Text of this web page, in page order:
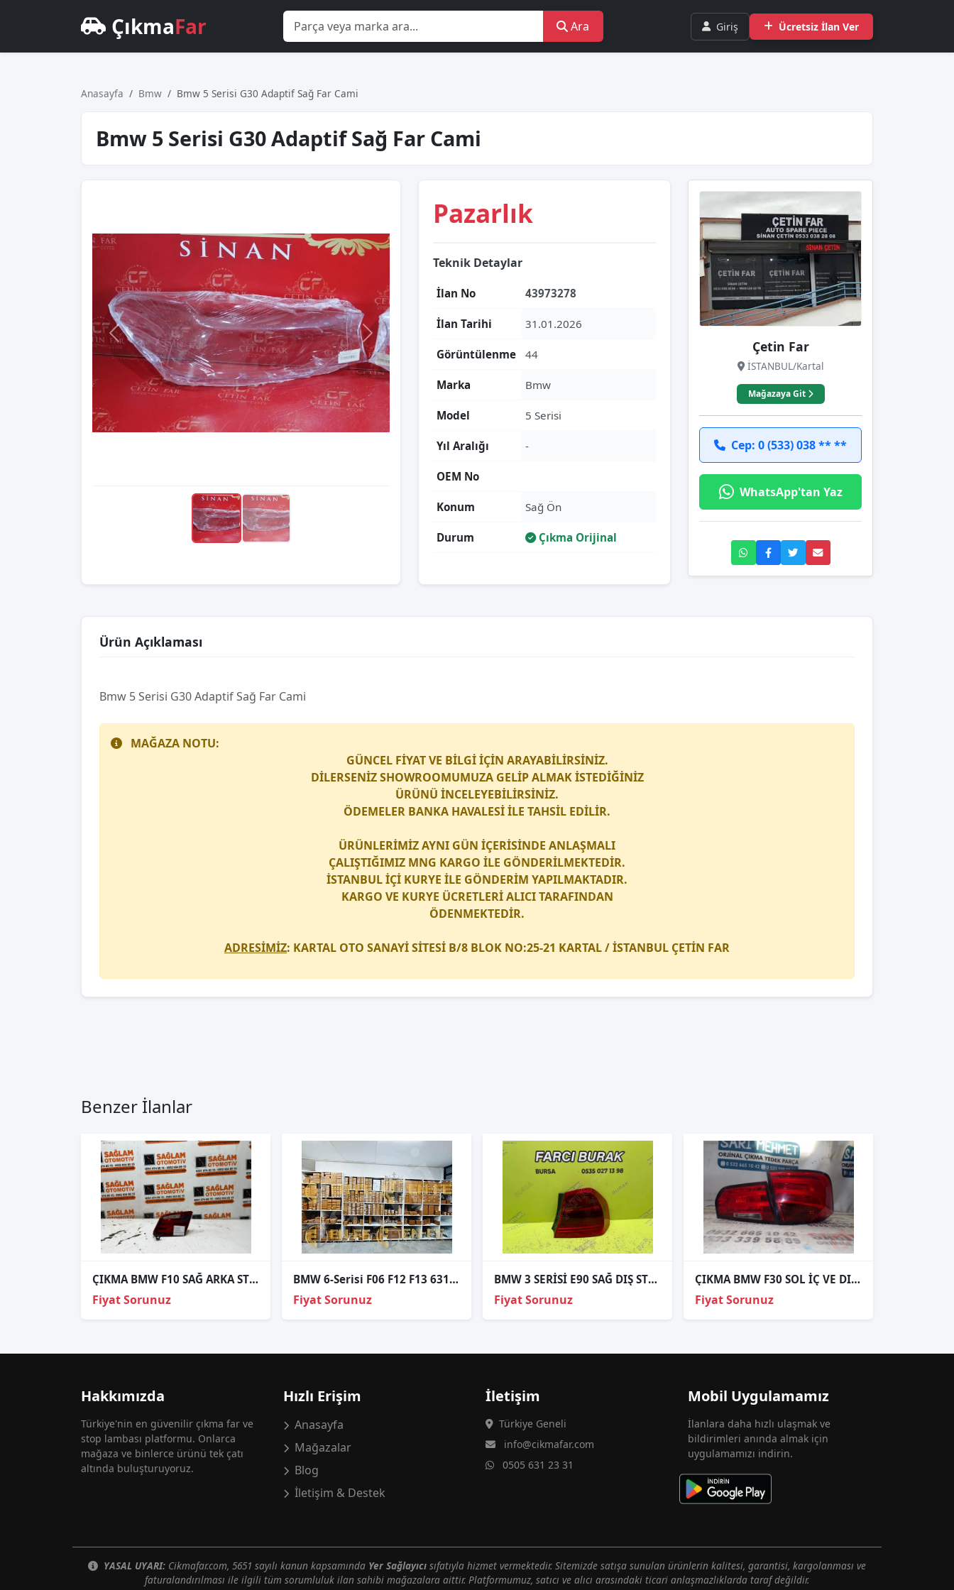
ÇıkmaFar Ara Giriş Ücretsiz İlan Ver
Anasayfa Bmw Bmw 5 Serisi G30 Adaptif Sağ Far Cami
Bmw 5 Serisi G30 Adaptif Sağ Far Cami
Pazarlık
Teknik Detaylar
İlan No 43973278
İlan Tarihi 31.01.2026
Görüntülenme 44
Marka Bmw
Model 5 Serisi
Yıl Aralığı -
OEM No
Konum Sağ Ön
Durum Çıkma Orijinal
Çetin Far
İSTANBUL/Kartal
Mağazaya Git
Cep: 0 (533) 038 ** **
WhatsApp'tan Yaz
Ürün Açıklaması
Bmw 5 Serisi G30 Adaptif Sağ Far Cami
MAĞAZA NOTU:
GÜNCEL FİYAT VE BİLGİ İÇİN ARAYABİLİRSİNİZ.
DİLERSENİZ SHOWROOMUMUZA GELİP ALMAK İSTEDİĞİNİZ
ÜRÜNÜ İNCELEYEBİLİRSİNİZ.
ÖDEMELER BANKA HAVALESİ İLE TAHSİL EDİLİR.
ÜRÜNLERİMİZ AYNI GÜN İÇERİSİNDE ANLAŞMALI
ÇALIŞTIĞIMIZ MNG KARGO İLE GÖNDERİLMEKTEDİR.
İSTANBUL İÇİ KURYE İLE GÖNDERİM YAPILMAKTADIR.
KARGO VE KURYE ÜCRETLERİ ALICI TARAFINDAN
ÖDENMEKTEDİR.
ADRESİMİZ: KARTAL OTO SANAYİ SİTESİ B/8 BLOK NO:25-21 KARTAL / İSTANBUL ÇETİN FAR
Benzer İlanlar
ÇIKMA BMW F10 SAĞ ARKA STOP 2TZ010235-02
Fiyat Sorunuz
BMW 6-Serisi F06 F12 F13 63117263051 2011-2015 Led Modülü
Fiyat Sorunuz
BMW 3 SERİSİ E90 SAĞ DIŞ STOP ORJİNAL 2005-2009 63216937458
Fiyat Sorunuz
ÇIKMA BMW F30 SOL İÇ VE DIŞ STOP
Fiyat Sorunuz
Hakkımızda
Türkiye'nin en güvenilir çıkma far ve
stop lambası platformu. Onlarca
mağaza ve binlerce ürünü tek çatı
altında buluşturuyoruz.
Hızlı Erişim
Anasayfa
Mağazalar
Blog
İletişim & Destek
İletişim
Türkiye Geneli
info@cikmafar.com
0505 631 23 31
Mobil Uygulamamız
İlanlara daha hızlı ulaşmak ve
bildirimleri anında almak için
uygulamamızı indirin.
YASAL UYARI: Cikmafar.com, 5651 sayılı kanun kapsamında Yer Sağlayıcı sıfatıyla hizmet vermektedir. Sitemizde satışa sunulan ürünlerin kalitesi, garantisi, kargolanması ve
faturalandırılması ile ilgili tüm sorumluluk ilan sahibi mağazalara aittir. Platformumuz, satıcı ve alıcı arasındaki ticari anlaşmazlıklarda taraf değildir.